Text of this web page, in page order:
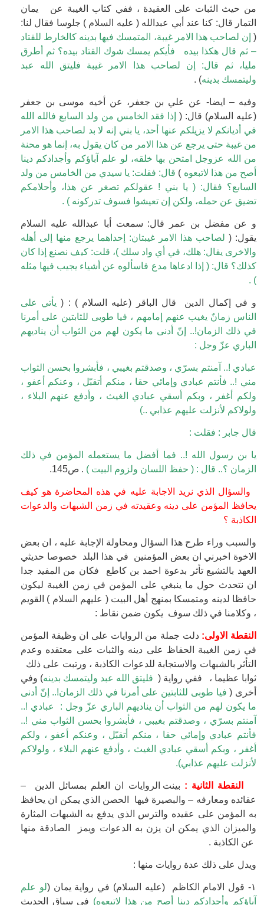
من حيث الثبات على العقيدة ، ففي كتاب الغيبة عن يمان
التمار قال: كنا عند أبي عبدالله ( عليه السلام ) جلوسا فقال لنا:
( إن لصاحب هذا الامر غيبة، المتمسك فيها بدينه كالخارط للقتاد
– ثم قال هكذا بيده فأيكم يمسك شوك القتاد بيده؟ ثم أطرق
مليا، ثم قال: إن لصاحب هذا الامر غيبة فليتق الله عبد
وليتمسك بدينه) .
وفيه – ايضا- عن علي بن جعفر، عن أخيه موسى بن جعفر
(عليه السلام) قال: ( إذا فقد الخامس من ولد السابع فالله الله
في أديانكم لا يزيلكم عنها أحد، يا بني إنه لا بد لصاحب هذا الامر
من غيبة حتى يرجع عن هذا الامر من كان يقول به، إنما هو محنة
من الله عزوجل امتحن بها خلقه، لو علم آباؤكم وأجدادكم دينا
أصح من هذا لاتبعوه ) قال: فقلت: يا سيدي من الخامس من ولد
السابع؟ فقال: ( يا بني ! عقولكم تصغر عن هذا، وأحلامكم
تضيق عن حمله، ولكن إن تعيشوا فسوف تدركونه ) .
و عن مفضل بن عمر قال: سمعت أبا عبدالله عليه السلام
يقول: ( لصاحب هذا الامر غيبتان: إحداهما يرجع منها إلى أهله
والاخرى يقال: هلك، في أي واد سلك )، قلت: كيف نصنع إذا كان
كذلك؟ قال: ( إذا ادعاها مدع فاسألوه عن أشياء يجيب فيها مثله
) .
و في إكمال الدين قال الباقر (عليه السلام ) : (يأتي على
الناس زمانٌ يغيب عنهم إمامهم ، فيا طوبى للثابتين على أمرنا
في ذلك الزمان!.. إنّ أدنى ما يكون لهم من الثواب أن يناديهم
الباري عزّ وجل :
عبادي !.. آمنتم بسرّي ، وصدقتم بغيبي ، فأبشروا بحسن الثواب
مني !.. فأنتم عبادي وإمائي حقا ، منكم أتقبّل ، وعنكم أعفو ،
ولكم أغفر ، وبكم أسقي عبادي الغيث ، وأدفع عنهم البلاء ،
ولولاكم لأنزلت عليهم عذابي ..)
قال جابر : فقلت :
يا بن رسول الله !.. فما أفضل ما يستعمله المؤمن في ذلك
الزمان ؟.. قال : ( حفظ اللسان ولزوم البيت ) . ص145.
والسؤال الذي نريد الاجابة عليه في هذه المحاضرة هو كيف
يحافظ المؤمن على دينه وعقيدته في زمن الشبهات والدعوات
الكاذبة ؟
والسبب وراء طرح هذا السؤال ومحاولة الإجابة عليه ، ان بعض
الاخوة اخبرني ان بعض المؤمنين في هذا البلد خصوصا حديثي
العهد بالتشيع تأثر بدعوة احمد بن كاطع فكان من المفيد جدا
ان نتحدث حول ما ينبغي على المؤمن في زمن الغيبة ليكون
حافظا لدينه ومتمسكا بمنهج أهل البيت ( عليهم السلام ) القويم
، وكلامنا في ذلك سوف يكون ضمن نقاط :
النقطة الاولى: دلت جملة من الروايات على ان وظيفة المؤمن
في زمن الغيبة الحفاظ على دينه والثبات على معتقده وعدم
التأثر بالشبهات والاستجابة للدعوات الكاذبة ، ورتبت على ذلك
ثوابا عظيما ، ففي رواية ( فليتق الله عبد وليتمسك بدينه) وفي
أخرى (فيا طوبى للثابتين على أمرنا في ذلك الزمان!.. إنّ أدنى
ما يكون لهم من الثواب أن يناديهم الباري عزّ وجل : عبادي !..
آمنتم بسرّي ، وصدقتم بغيبي ، فأبشروا بحسن الثواب مني !..
فأنتم عبادي وإمائي حقا ، منكم أتقبّل ، وعنكم أعفو ، ولكم
أغفر ، وبكم أسقي عبادي الغيث ، وأدفع عنهم البلاء ، ولولاكم
لأنزلت عليهم عذابي).
النقطة الثانية : بينت الروايات ان العلم بمسائل الدين –
عقائده ومعارفه – والبصيرة فيها الحصن الذي يمكن ان يحافظ
به المؤمن على عقيده والترس الذي يدفع به الشبهات المثارة
والميزان الذي يمكن ان يزن به الدعوات ويمز الصادقة منها
عن الكاذبة .
ويدل على ذلك عدة روايات منها :
١- قول الامام الكاظم (عليه السلام) في رواية يمان (
لو علم
آباؤكم وأجدادكم دينا أصح من هذا لاتبعوه) في سياق الحديث